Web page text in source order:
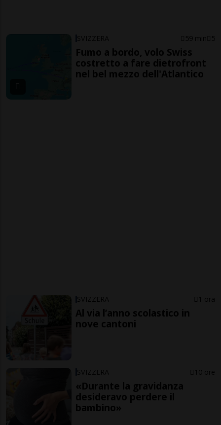
SVIZZERA 59 min 5
Fumo a bordo, volo Swiss
costretto a fare dietrofront
nel bel mezzo dell'Atlantico
SVIZZERA 1 ora
Al via l’anno scolastico in
nove cantoni
SVIZZERA 10 ore
«Durante la gravidanza
desideravo perdere il
bambino»